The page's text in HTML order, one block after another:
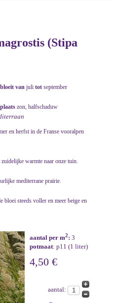
(Stipa
bloeit van juli tot september
plaats zon, halfschaduw
en herfst in de Franse vooralpen
warmte naar onze tuin.
mediterrane prairie.
bloei steeds voller en meer beige en
aantal per m2: 3
potmaat: p11 (1 liter)
4,50 €
aantal: